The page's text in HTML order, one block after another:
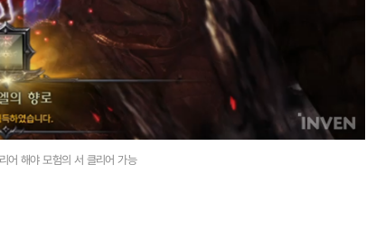
어 해야 모험의 서 클리어 가능